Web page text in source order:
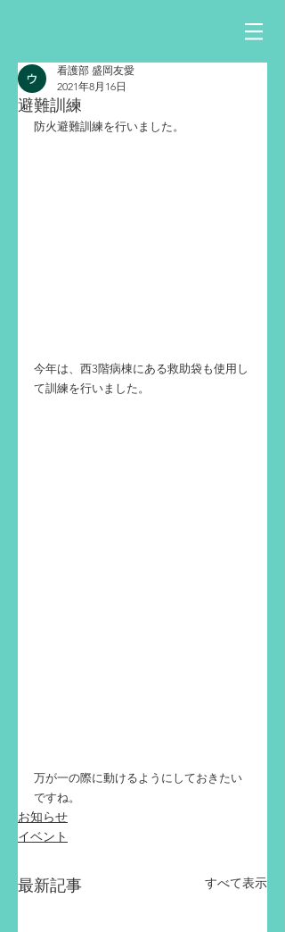
避難訓練
看護部 盛岡友愛
2021年8月16日
防火避難訓練を行いました。
今年は、西3階病棟にある救助袋も使用し
て訓練を行いました。
万が一の際に動けるようにしておきたい
ですね。
お知らせ
イベント
最新記事 すべて表示